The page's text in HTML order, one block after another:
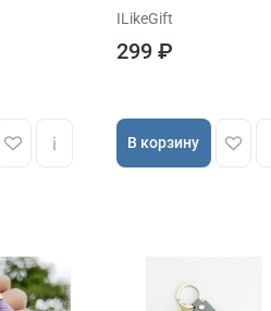
ILikeGift
299 ₽
В корзину